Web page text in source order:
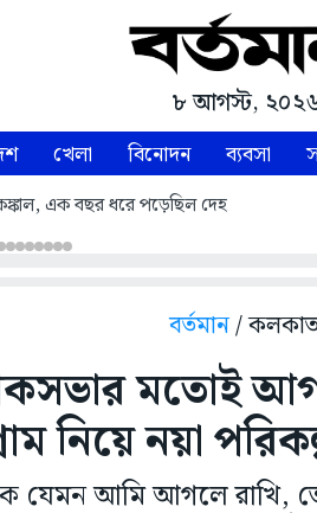
৮ আগস্ট,
খেলা বিনোদন ব্যবসা
এক বছর ধরে পড়েছিল দেহ
বর্তমান/
মতোই
নিয়ে নয়া
যেমন আমি আগলে রাখি,